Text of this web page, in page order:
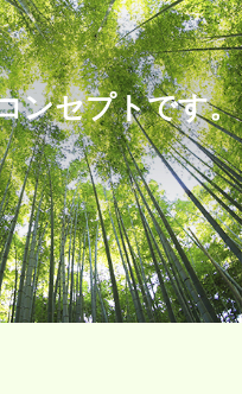
ンセプトです。